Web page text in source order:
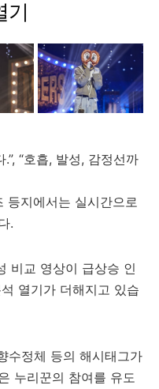
기
.”, “호흡, 발성, 감정선까
등지에서는 실시간으로
.
비교 영상이 급상승 인
열기가 더해지고 있습
수정체 등의 해시태그가
누리꾼의 참여를 유도